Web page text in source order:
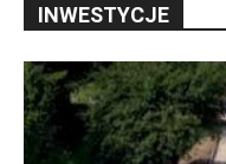
INWESTYCJE